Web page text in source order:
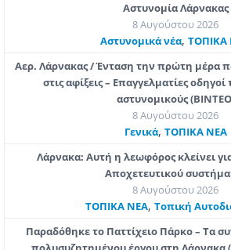
Αστυνομία Λάρνακας
8 Αυγούστου 2026
Aστυνομικά νέα, ΤΟΠΙΚΑ
Αερ. Λάρνακας / Ένταση την πρώτη μέρα
στις αφίξεις – Επαγγελματίες
αστυνομικούς
8 Αυγούστου 2026
Γενικά, ΤΟΠΙΚΑ ΝΕΑ
Λάρνακα: Αυτή η λεωφόρος κλείνει
Αποχετευτικού
8 Αυγούστου 2026
ΤΟΠΙΚΑ ΝΕΑ, Τοπική
Παραδόθηκε το Παττίχειο Πάρκο – Τα